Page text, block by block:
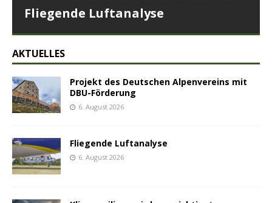
Fliegende Luftanalyse
AKTUELLES
Projekt des Deutschen Alpenvereins mit
DBU-Förderung
6. August 2026
Fliegende Luftanalyse
6. August 2026